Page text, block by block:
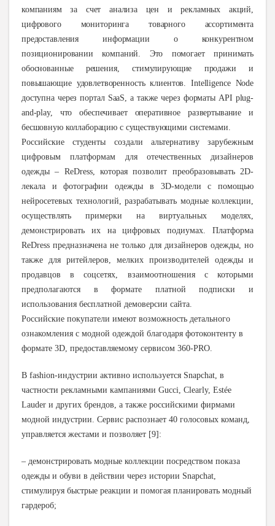
компаниям за счет анализа цен и рекламных акций,
цифрового мониторинга товарного ассортимента
предоставления информации о конкурентном
позиционировании компаний. Это помогает принимать
обоснованные решения, стимулирующие продажи и
повышающие удовлетворенность клиентов. Intelligence Node
доступна через портал SaaS, а также через форматы API plug-
and-play, что обеспечивает оперативное развертывание и
бесшовную коллаборацию с существующими системами.
Российские студенты создали альтернативу зарубежным
цифровым платформам для отечественных дизайнеров
одежды – ReDress, которая позволит преобразовывать 2D-
лекала и фотографии одежды в 3D-модели с помощью
нейросетевых технологий, разрабатывать модные коллекции,
осуществлять примерки на виртуальных моделях,
демонстрировать их на цифровых подиумах. Платформа
ReDress предназначена не только для дизайнеров одежды, но
также для ритейлеров, мелких производителей одежды и
продавцов в соцсетях, взаимоотношения с которыми
предполагаются в формате платной подписки и
использования бесплатной демоверсии сайта.
Российские покупатели имеют возможность детального
ознакомления с модной одеждой благодаря фотоконтенту в
формате 3D, предоставляемому сервисом 360-PRO.
В fashion-индустрии активно используется Snapchat, в
частности рекламными кампаниями Gucci, Clearly, Estée
Lauder и других брендов, а также российскими фирмами
модной индустрии. Сервис распознает 40 голосовых команд,
управляется жестами и позволяет [9]:
– демонстрировать модные коллекции посредством показа
одежды и обуви в действии через истории Snapchat,
стимулируя быстрые реакции и помогая планировать модный
гардероб;